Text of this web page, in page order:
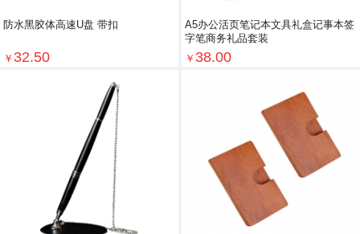
防水黑胶体高速U盘 带扣
￥ 32.50
A5办公活页笔记本文具礼盒记事本签
字笔商务礼品套装
￥ 38.00